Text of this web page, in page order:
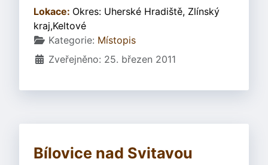
Lokace: Okres: Uherské Hradiště, Zlínský
kraj,Keltové
Základní údaje
Kategorie: Místopis
Zveřejněno: 25. březen 2011
Bílovice nad Svitavou